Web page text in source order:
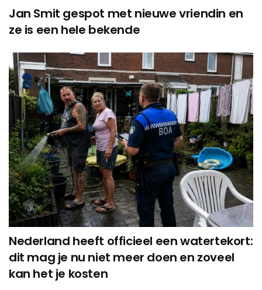
Jan Smit gespot met nieuwe vriendin en
ze is een hele bekende
Nederland heeft officieel een watertekort:
dit mag je nu niet meer doen en zoveel
kan het je kosten